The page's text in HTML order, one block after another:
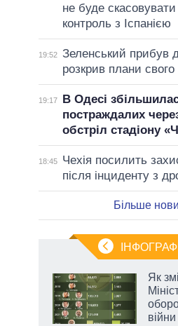
не буде
контроль з Іспанією
19:52 Зеленський прибув
розкрив плани свого
19:17
В Одесі
постраждалих
обстріл стадіону
18:45
Чехія посилить
після інциденту з
Більше
Як